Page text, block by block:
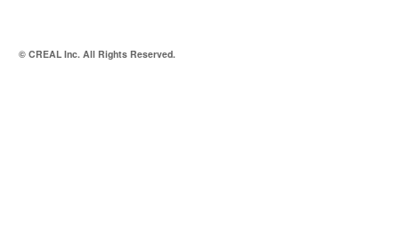
© CREAL Inc. All Rights Reserved.